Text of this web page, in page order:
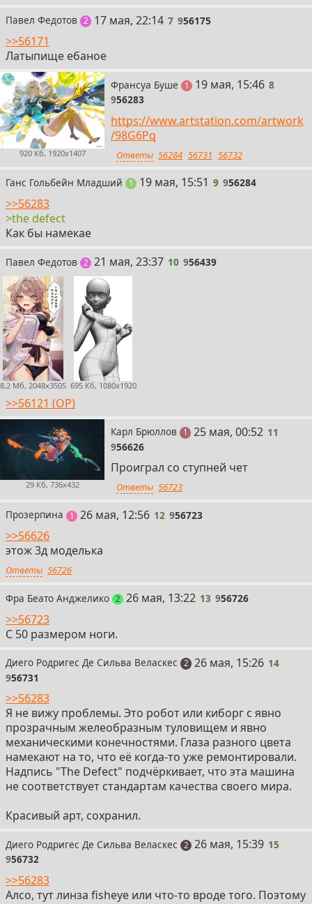
Павел Федотов 2поста
7
17 мая, 22:14 7 956175
>>56171
Латыпище ебаное
920 Кб, 1920x1407
Франсуа Буше 1 пост
8
19 мая, 15:46 8
956283
https://www.artstation.com/artwork
/98G6Pq
Ответы 56284 56731 56732
Ганс Гольбейн Младший 1 пост
9
19 мая, 15:51 9 956284
>>56283
>the defect
Как бы намекае
Павел Федотов 2поста
10
21 мая, 23:37 10 956439
8,2 Мб, 2048x3505 695 Кб, 1080x1920
>>56121 (OP)
29 Кб, 736x432
Карл Брюллов 1 пост
11
25 мая, 00:52 11
956626
Проиграл со ступней чет
Ответы 56723
Прозерпина 1пост
12
26 мая, 12:56 12 956723
>>56626
этож 3д моделька
Ответы 56726
Фра Беато Анджелико 2поста
13
26 мая, 13:22 13 956726
>>56723
С 50 размером ноги.
Диего Родригес Де Сильва Веласкес 2поста
14
26 мая, 15:26 14
956731
>>56283
Я не вижу проблемы. Это робот или киборг с явно
прозрачным желеобразным туловищем и явно
механическими конечностями. Глаза разного цвета
намекают на то, что её когда-то уже ремонтировали.
Надпись "The Defect" подчёркивает, что эта машина
не соответствует стандартам качества своего мира.
Красивый арт, сохранил.
Диего Родригес Де Сильва Веласкес 2поста
15
26 мая, 15:39 15
956732
>>56283
Алсо, тут линза fisheye или что-то вроде того. Поэтому